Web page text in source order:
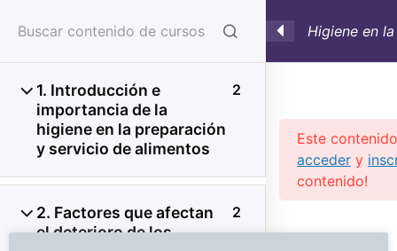
Previous Slide
◀︎
Higiene en
1. Introducción e
importancia de la
higiene en la preparación
y servicio de alimentos
2
2. Factores que afectan
el deterioro de los
2
Este
acceder y
contenido!